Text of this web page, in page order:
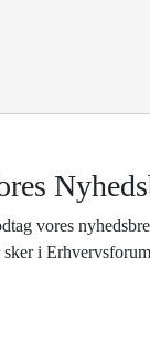
vores
sker i